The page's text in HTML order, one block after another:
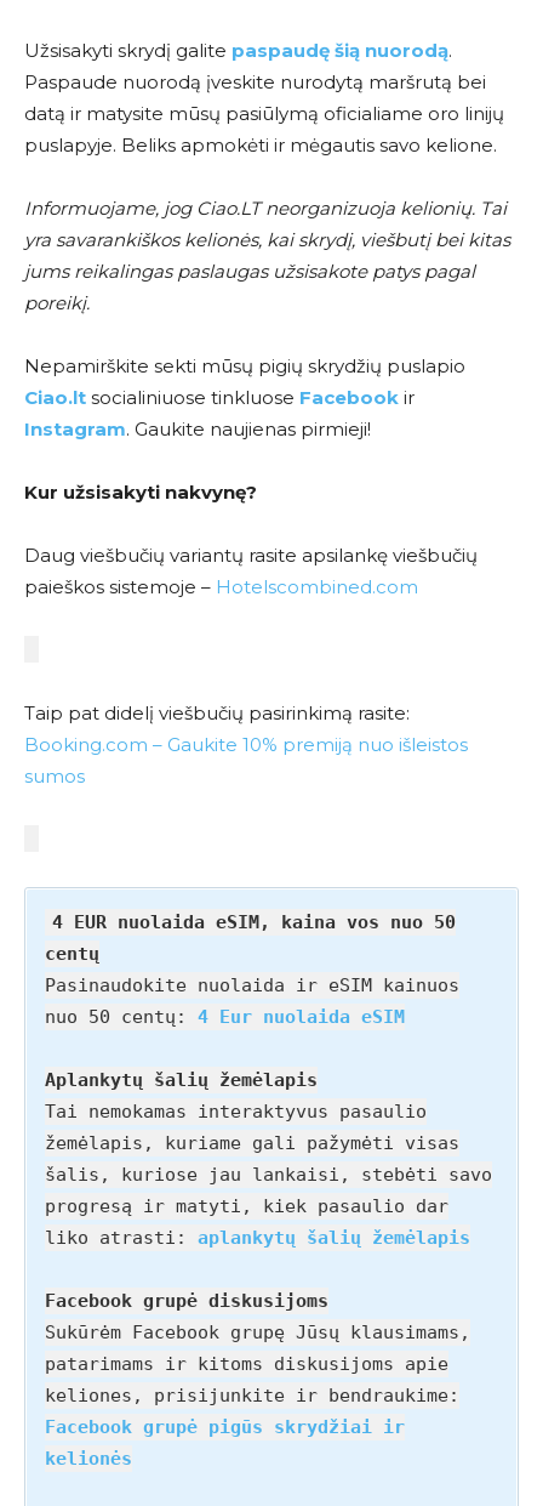
Užsisakyti skrydį galite paspaudę šią nuorodą.
Paspaude nuorodą įveskite nurodytą maršrutą bei
datą ir matysite mūsų pasiūlymą oficialiame oro linijų
puslapyje. Beliks apmokėti ir mėgautis savo kelione.
Informuojame, jog Ciao.LT neorganizuoja kelionių. Tai
yra savarankiškos kelionės, kai skrydį, viešbutį bei kitas
jums reikalingas paslaugas užsisakote patys pagal
poreikį.
Nepamirškite sekti mūsų pigių skrydžių puslapio
Ciao.lt socialiniuose tinkluose Facebook ir
Instagram. Gaukite naujienas pirmieji!
Kur užsisakyti nakvynę?
Daug viešbučių variantų rasite apsilankę viešbučių
paieškos sistemoje – Hotelscombined.com
Taip pat didelį viešbučių pasirinkimą rasite:
Booking.com – Gaukite 10% premiją nuo išleistos
sumos
4 EUR nuolaida eSIM, kaina vos nuo 50
centų
Pasinaudokite nuolaida ir eSIM kainuos
nuo 50 centų: 4 Eur nuolaida eSIM
Aplankytų šalių žemėlapis
Tai nemokamas interaktyvus pasaulio
žemėlapis, kuriame gali pažymėti visas
šalis, kuriose jau lankaisi, stebėti savo
progresą ir matyti, kiek pasaulio dar
liko atrasti: aplankytų šalių žemėlapis
Facebook grupė diskusijoms
Sukūrėm Facebook grupę Jūsų klausimams,
patarimams ir kitoms diskusijoms apie
keliones, prisijunkite ir bendraukime:
Facebook grupė pigūs skrydžiai ir
kelionės